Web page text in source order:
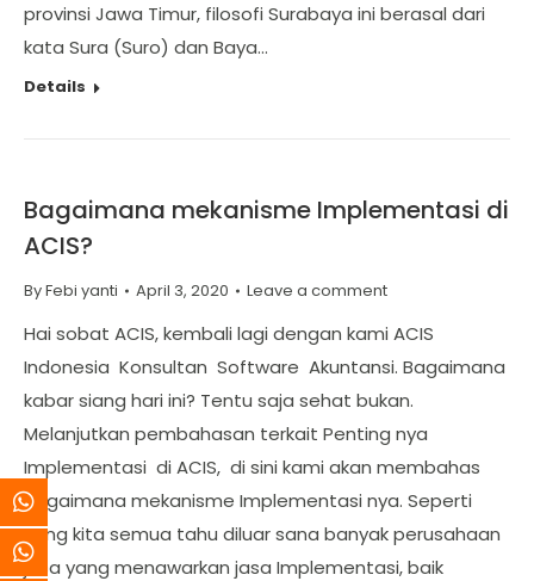
provinsi Jawa Timur, filosofi Surabaya ini berasal dari
kata Sura (Suro) dan Baya…
Details
Bagaimana mekanisme Implementasi di
ACIS?
ByFebi yanti April 3, 2020 Leave a comment
Hai sobat ACIS, kembali lagi dengan kami ACIS
Indonesia Konsultan Software Akuntansi. Bagaimana
kabar siang hari ini? Tentu saja sehat bukan.
Melanjutkan pembahasan terkait Penting nya
Implementasi di ACIS, di sini kami akan membahas
Bagaimana mekanisme Implementasi nya. Seperti
yang kita semua tahu diluar sana banyak perusahaan
jasa yang menawarkan jasa Implementasi, baik